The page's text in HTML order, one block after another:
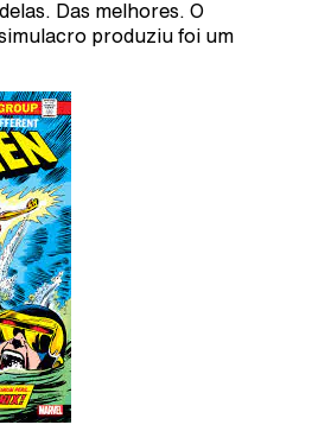
Das melhores. O
produziu foi um